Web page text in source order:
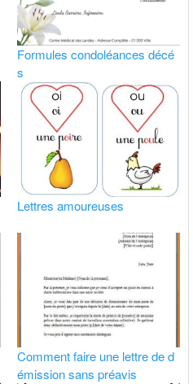
Formules condoléances décé
s
Lettres amoureuses
Comment faire une lettre de d
émission sans préavis